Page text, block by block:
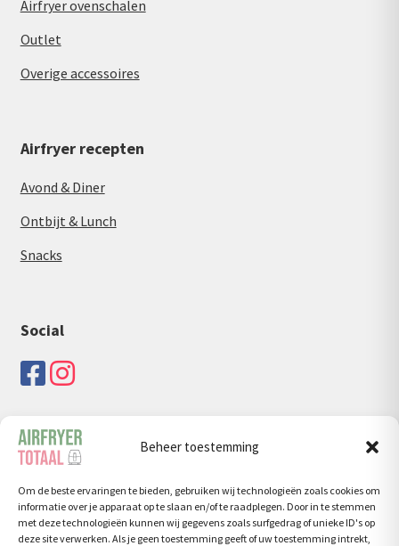
Beheer toestemming
Om de beste ervaringen te bieden, gebruiken wij technologieën zoals cookies om
informatie over je apparaat op te slaan en/of te raadplegen. Door in te stemmen
met deze technologieën kunnen wij gegevens zoals surfgedrag of unieke ID's op
deze site verwerken. Als je geen toestemming geeft of uw toestemming intrekt,
Airfryer ovenschalen
Outlet
Overige accessoires
Airfryer recepten
Avond & Diner
Ontbijt & Lunch
Snacks
Social
Zoeken
Zoeken
naar:
Zoeken